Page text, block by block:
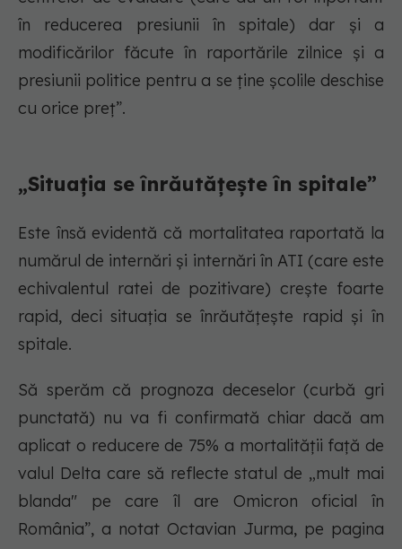
în reducerea presiunii în spitale) dar și a
modificărilor făcute în raportările zilnice și a
presiunii politice pentru a se ține școlile deschise
cu orice preț”.
„Situația se înrăutățește în spitale”
Este însă evidentă că mortalitatea raportată la
numărul de internări și internări în ATI (care este
echivalentul ratei de pozitivare) crește foarte
rapid, deci situația se înrăutățește rapid și în
spitale.
Să sperăm că prognoza deceselor (curbă gri
punctată) nu va fi confirmată chiar dacă am
aplicat o reducere de 75% a mortalității față de
valul Delta care să reflecte statul de „mult mai
blanda" pe care îl are Omicron oficial în
România”, a notat Octavian Jurma, pe pagina